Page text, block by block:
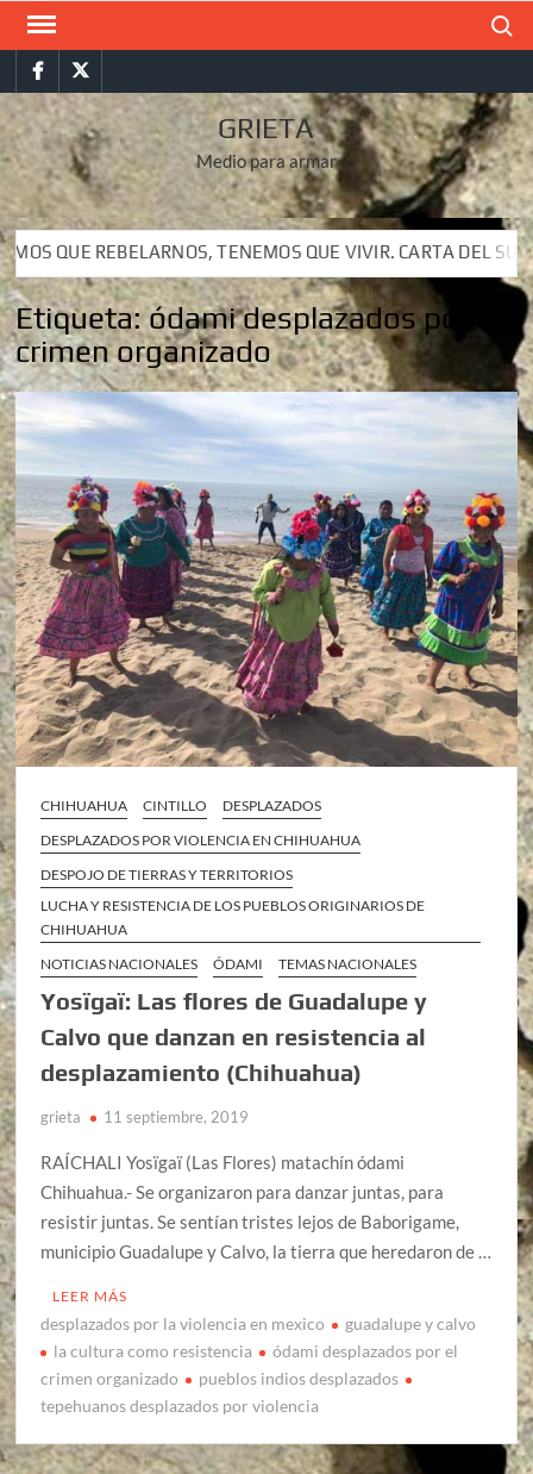
Saltar
contenidoFacebookTwitter
GRIETA
Medio para armar
TENEMOS QUE VIVIR. CARTA DEL
TENEMOS QUE VIVIR. CARTA DEL
Etiqueta:ódami desplazados por el
crimen organizado
CHIHUAHUA CINTILLO
DESPLAZADOS
DESPLAZADOS POR VIOLENCIA EN CHIHUAHUA
DESPOJO DE TIERRAS Y TERRITORIOS
LUCHA Y RESISTENCIA DE LOS PUEBLOS ORIGINARIOS DE
CHIHUAHUA
NOTICIAS NACIONALES
ÓDAMI TEMAS NACIONALES
Yosïgaï: Las flores de Guadalupe y
Calvo que danzan en resistencia al
desplazamiento (Chihuahua)
grieta 11 septiembre, 2019
RAÍCHALI Yosïgaï (Las Flores) matachín ódami
Chihuahua.- Se organizaron para danzar juntas, para
resistir juntas. Se sentían tristes lejos de Baborigame,
municipio Guadalupe y Calvo, la tierra que heredaron de …
LEER MÁS
desplazados por la violencia en mexico
guadalupe y calvo
la cultura como resistencia
ódami desplazados por el
crimen organizado
pueblos indios desplazados
tepehuanos desplazados por violencia